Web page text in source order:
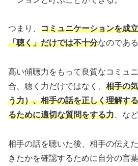
つまり、 コミュニケーションを成
「聴く」だけでは不十分なのである
高い傾聴力をもって良質なコミュ
合、聴く力だけではなく、 相手の
う力）、相手の話を正しく理解す
るために適切な質問をする力 、な
相手の話を聴いた後、相手の伝え
きたかを確認するために自分の言